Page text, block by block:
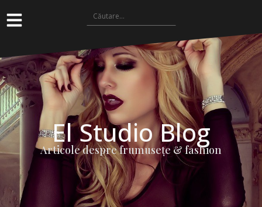
El Studio Blog
Articole despre frumuseţe & fashion